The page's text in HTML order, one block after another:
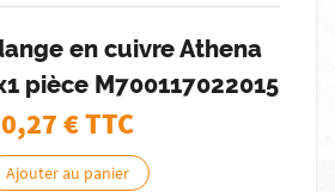
en cuivre Athena
pièce M700117022015
0,27€ TTC
Ajouter au panier